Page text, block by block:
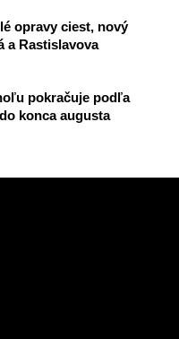
opravy ciest, nový
a Rastislavova
pokračuje podľa
konca augusta